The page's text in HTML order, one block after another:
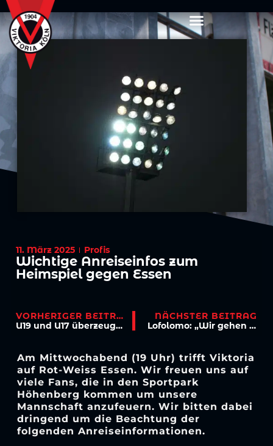
11. März 2025 Profis
Wichtige Anreiseinfos zum
Heimspiel gegen Essen
VORHERIGER BEITRAG
U19 und U17 überzeugen – Frauen siegen spät
NÄCHSTER BEITRAG
Lofolomo: „Wir gehen immer auf Sieg“
Am Mittwochabend (19 Uhr) trifft Viktoria
auf Rot-Weiss Essen. Wir freuen uns auf
viele Fans, die in den Sportpark
Höhenberg kommen um unsere
Mannschaft anzufeuern. Wir bitten dabei
dringend um die Beachtung der
folgenden Anreiseinformationen.